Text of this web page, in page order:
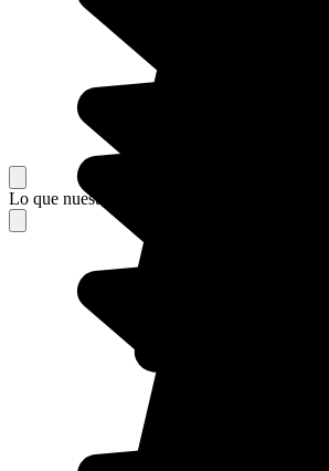
Lo que nuestros viajeros piensan de su estancia